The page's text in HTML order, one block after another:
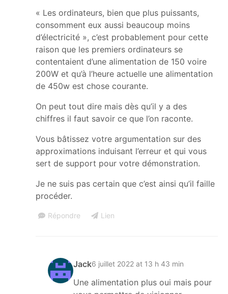
« Les ordinateurs, bien que plus puissants,
consomment eux aussi beaucoup moins
d’électricité », c’est probablement pour cette
raison que les premiers ordinateurs se
contentaient d’une alimentation de 150 voire
200W et qu’à l’heure actuelle une alimentation
de 450w est chose courante.
On peut tout dire mais dès qu’il y a des
chiffres il faut savoir ce que l’on raconte.
Vous bâtissez votre argumentation sur des
approximations induisant l’erreur et qui vous
sert de support pour votre démonstration.
Je ne suis pas certain que c’est ainsi qu’il faille
procéder.
Répondre Lien
Jack6 juillet 2022 at 13 h 43 min
Une alimentation plus oui mais pour